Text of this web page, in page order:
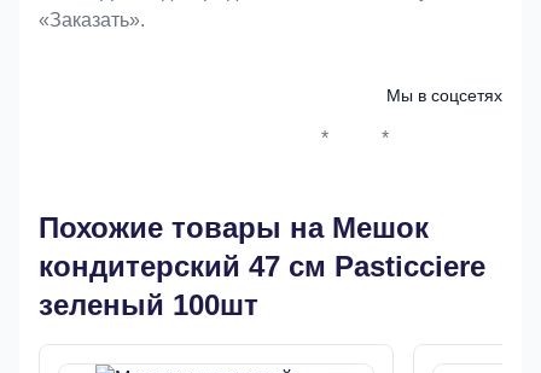
«Заказать».
Мы в соцсетях
* *
Похожие товары на Мешок
кондитерский 47 см Pasticciere
зеленый 100шт